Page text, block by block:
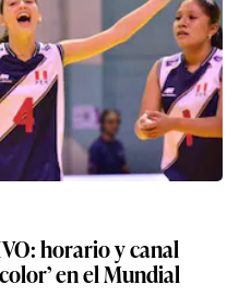
horario y canal
en el Mundial